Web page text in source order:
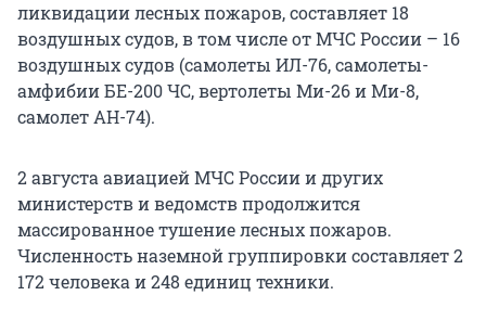
ликвидации лесных пожаров, составляет 18
воздушных судов, в том числе от МЧС России – 16
воздушных судов (самолеты ИЛ-76, самолеты-
амфибии БЕ-200 ЧС, вертолеты Ми-26 и Ми-8,
самолет АН-74).
2 августа авиацией МЧС России и других
министерств и ведомств продолжится
массированное тушение лесных пожаров.
Численность наземной группировки составляет 2
172 человека и 248 единиц техники.